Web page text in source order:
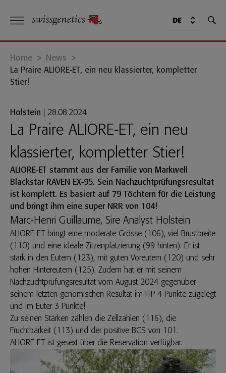
DE
Home > News >
La Praire ALIORE-ET, ein neu klassierter, kompletter
Stier!
Holstein 28.08.2024
La Praire ALIORE-ET, ein neu
klassierter, kompletter Stier!
ALIORE-ET stammt aus der Familie von Markwell
Blackstar RAVEN EX-95. Sein Nachzuchtprüfungsresultat
ist komplett. Es basiert auf 79 Töchtern für die Leistung
und bringt ihm eine super NRR von 104!
Marc-Henri Guillaume, Sire Analyst Holstein
ALIORE-ETbringt eine moderate Grösse (106), viel Brustbreite
(110) und eine ideale Zitzenplatzierung (99 hinten). Er ist
stark in den Eutern (123), mit guten Voreutern (120) und sehr
hohen Hintereutern (125). Zudem hat er mit seinem
Nachzuchtprüfungsresultat vom August 2024 gegenüber
seinem letzten genomischen Resultat im ITP 4 Punkte zugelegt
und im Euter 3 Punkte!
Zu seinen Stärken zählen die Zellzahlen (116), die
Fruchtbarkeit (113) und der positive BCS von 101.
ALIORE-ETist gesext über die Reservation verfügbar.